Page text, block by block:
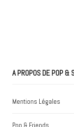
A PROPOS DE POP &
Mentions Légales
Pop & Friends